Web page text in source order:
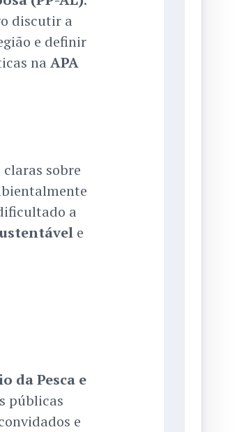
discutir a
e definir
na APA
sobre
a
e
da Pesca e
públicas
e